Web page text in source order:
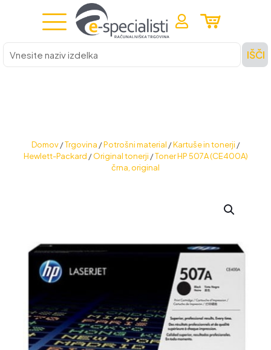
Vnesite
naziv
izdelka
IŠČI
Domov /Trgovina /Potrošni material /Kartuše in tonerji /
Hewlett-Packard / Original tonerji /Toner HP 507A (CE400A)
črna, original